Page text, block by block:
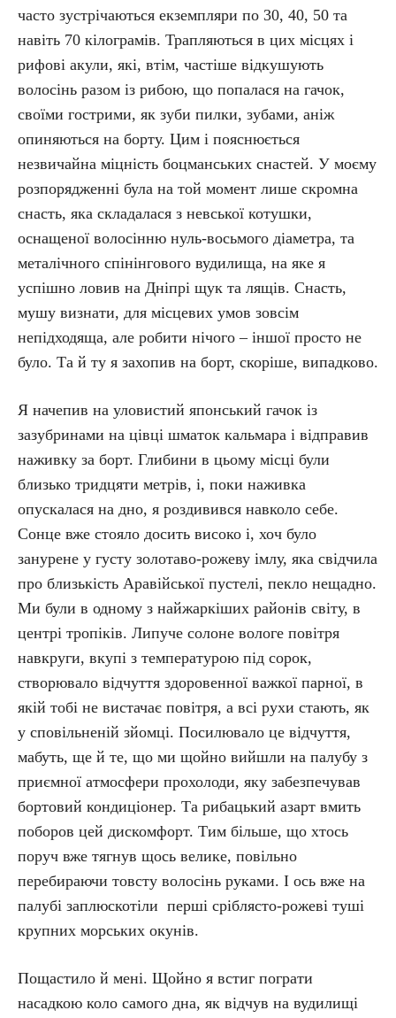
часто зустрічаються екземпляри по 30, 40, 50 та
навіть 70 кілограмів. Трапляються в цих місцях і
рифові акули, які, втім, частіше відкушують
волосінь разом із рибою, що попалася на гачок,
своїми гострими, як зуби пилки, зубами, аніж
опиняються на борту. Цим і пояснюється
незвичайна міцність боцманських снастей. У моєму
розпорядженні була на той момент лише скромна
снасть, яка складалася з невської котушки,
оснащеної волосінню нуль-восьмого діаметра, та
металічного спінінгового вудилища, на яке я
успішно ловив на Дніпрі щук та лящів. Снасть,
мушу визнати, для місцевих умов зовсім
непідходяща, але робити нічого – іншої просто не
було. Та й ту я захопив на борт, скоріше, випадково.
Я начепив на уловистий японський гачок із
зазубринами на цівці шматок кальмара і відправив
наживку за борт. Глибини в цьому місці були
близько тридцяти метрів, і, поки наживка
опускалася на дно, я роздивився навколо себе.
Сонце вже стояло досить високо і, хоч було
занурене у густу золотаво-рожеву імлу, яка свідчила
про близькість Аравійської пустелі, пекло нещадно.
Ми були в одному з найжаркіших районів світу, в
центрі тропіків. Липуче солоне вологе повітря
навкруги, вкупі з температурою під сорок,
створювало відчуття здоровенної важкої парної, в
якій тобі не вистачає повітря, а всі рухи стають, як
у сповільненій зйомці. Посилювало це відчуття,
мабуть, ще й те, що ми щойно вийшли на палубу з
приємної атмосфери прохолоди, яку забезпечував
бортовий кондиціонер. Та рибацький азарт вмить
поборов цей дискомфорт. Тим більше, що хтось
поруч вже тягнув щось велике, повільно
перебираючи товсту волосінь руками. І ось вже на
палубі заплюскотіли перші сріблясто-рожеві туші
крупних морських окунів.
Пощастило й мені. Щойно я встиг пограти
насадкою коло самого дна, як відчув на вудилищі